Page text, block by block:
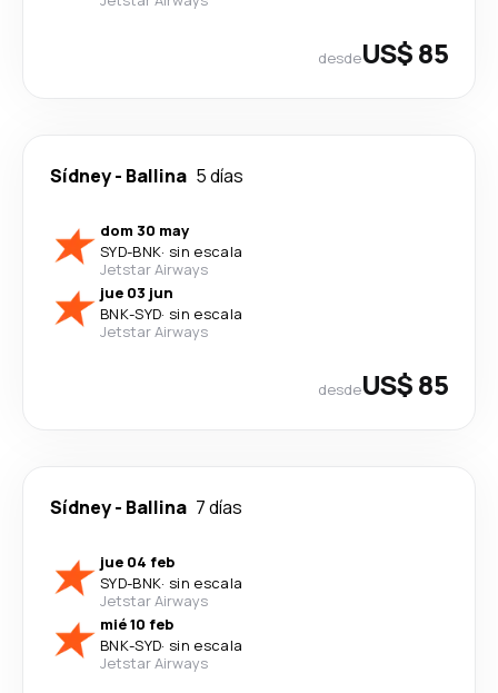
desdeUS$ 85
Sídney- Ballina 5 días
dom 30 may
SYD-BNK· sin escala
Jetstar Airways
jue 03 jun
BNK-SYD· sin escala
Jetstar Airways
desdeUS$ 85
Sídney- Ballina 7 días
jue 04 feb
SYD-BNK· sin escala
Jetstar Airways
mié 10 feb
BNK-SYD· sin escala
Jetstar Airways